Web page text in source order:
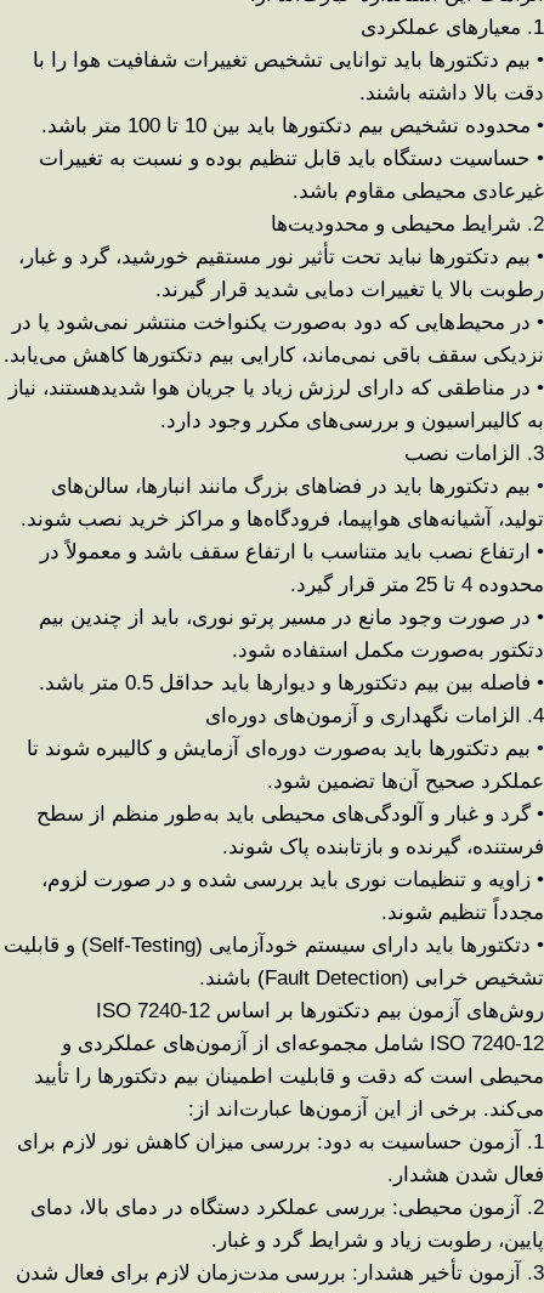
1.
معیارهای عملکردی
• بیم دتکتورها باید توانایی تشخیص تغییرات شفافیت هوا را با
دقت بالا داشته باشند.
• محدوده تشخیص بیم دتکتورها باید بین 10 تا 100 متر باشد.
• حساسیت دستگاه باید قابل تنظیم بوده و نسبت به تغییرات
غیرعادی محیطی مقاوم باشد.
2. شرایط محیطی و محدودیت‌ها
• بیم دتکتورها نباید تحت تأثیر نور مستقیم خورشید، گرد و غبار،
رطوبت بالا یا تغییرات دمایی شدید قرار گیرند.
• در محیط‌هایی که دود به‌صورت یکنواخت منتشر نمی‌شود یا در
نزدیکی سقف باقی نمی‌ماند، کارایی بیم دتکتورها کاهش می‌یابد.
• در مناطقی که دارای لرزش زیاد یا جریان هوا شدیدهستند، نیاز
به کالیبراسیون و بررسی‌های مکرر وجود دارد.
3.
الزامات نصب
• بیم دتکتورها باید در فضاهای بزرگ مانند
انبارها، سالن‌های
تولید، آشیانه‌های هواپیما، فرودگاه‌ها و مراکز خرید نصب شوند.
• ارتفاع نصب باید متناسب با ارتفاع سقف باشد و معمولاً در
محدوده 4 تا 25 متر قرار گیرد.
• در صورت وجود مانع در مسیر پرتو نوری، باید از چندین بیم
دتکتور به‌صورت مکمل استفاده شود.
• فاصله بین بیم دتکتورها و دیوارها باید حداقل 0.5 متر باشد.
4.
الزامات نگهداری و آزمون‌های دوره‌ای
• بیم دتکتورها باید به‌صورت دوره‌ای آزمایش و کالیبره شوند تا
عملکرد صحیح آن‌ها تضمین شود.
• گرد و غبار و آلودگی‌های محیطی باید به‌طور منظم از سطح
فرستنده، گیرنده و بازتابنده پاک شوند.
• زاویه و تنظیمات نوری باید بررسی شده و در صورت لزوم،
مجدداً تنظیم شوند.
• دتکتورها باید دارای سیستم خودآزمایی (Self-Testing)
و قابلیت
تشخیص خرابی (Fault Detection) باشند.
روش‌های آزمون بیم دتکتورها بر اساس
ISO 7240-12
شامل مجموعه‌ای از
آزمون‌های عملکردی و
محیطی است که دقت و قابلیت اطمینان بیم دتکتورها را تأیید
می‌کند. برخی از این آزمون‌ها عبارت‌اند از :
1.
آزمون حساسیت به دود: بررسی میزان کاهش نور لازم برای
فعال شدن هشدار .
2.
آزمون محیطی: بررسی عملکرد دستگاه در دمای بالا، دمای
پایین، رطوبت زیاد و شرایط گرد و غبار .
3.
آزمون تأخیر هشدار : بررسی مدت‌زمان لازم برای فعال شدن